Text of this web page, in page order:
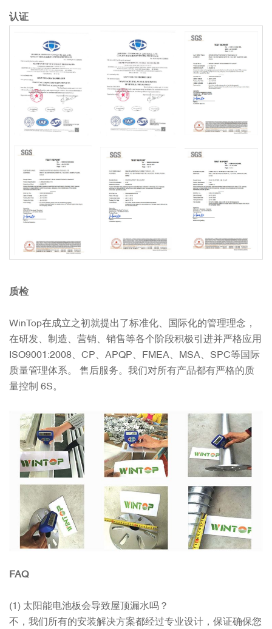
认证
质检
WinTop在成立之初就提出了标准化、国际化的管理理念，
在研发、制造、营销、销售等各个阶段积极引进并严格应用
ISO9001:2008、CP、APQP、FMEA、MSA、SPC等国际
质量管理体系。 售后服务。我们对所有产品都有严格的质
量控制 6S。
FAQ
(1) 太阳能电池板会导致屋顶漏水吗？
不，我们所有的安装解决方案都经过专业设计，保证确保您